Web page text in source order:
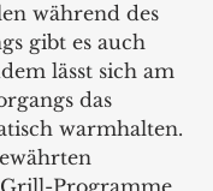
während des
gibt es auch
lässt sich am
das
warmhalten.